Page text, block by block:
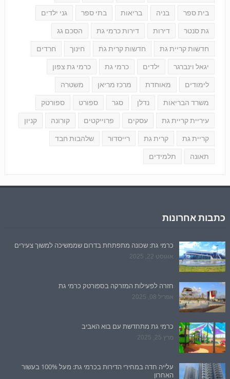
בית ספר בניה בריאות בתי ספר גני ילדים
גת סנטר דירות דירות כרמי גת הסכם גג
חדשות קריית גת חדשות קרית גת חינוך חרדים
יגאל וינברגר ילדים כרמי גת כרמי גת צפון
לימודים מאוחדת מרכז מריאן משטרה
משרד הבריאות נדלן סגר ספורט ספורטק
עיריית קריית גת עסקים פרוייקטים קורונה קניון
קריית גת קרית גת רייסדור שלהבות חבד
תאונה תלמידים
כתבות אחרונות
כרמי גת: שכונה מתפתחת בדרום שממשיכה למשוך צעירים
אוגוסט 22, 2025
חזרה לפעילות המזרקה בספורטק כרמי גת
אפריל 08, 2025
כרמי גת מתחדשת עם בוא האביב
מרץ 25, 2025
עלייה חדה במחירי הדירות בכרמי גת: מעל 100% בעשור
האחרון